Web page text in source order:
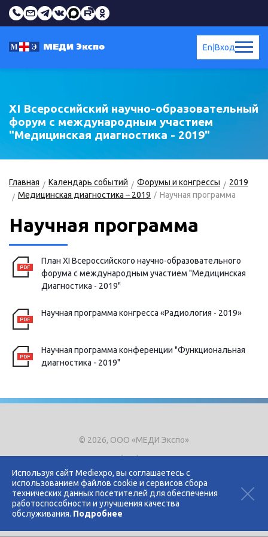
Используя сайт Mediexpo, вы соглашаетесь с
использованием файлов cookie и сервисов сбора
технических данных посетителей для обеспечения
работоспособности и улучшения качества
обслуживания. Подробнее
Вход
En
XI Всероссийский научно-образовательный
форум с международным участием
"Медицинская диагностика - 2019"
Главная Календарь событий Форумы и конгрессы
2019
Медицинская диагностика – 2019
Научная программа
Научная программа
План XI Всероссийского научно-образовательного
форума с международным участием "Медицинская
Диагностика - 2019"
Научная программа конгресса «Радиология - 2019»
Научная программа конференции "Функциональная
диагностика - 2019"
© 2026, ООО «МЕДИ Экспо»
Тел.+7 (495) 721-8866
E-mail:expo@mediexpo.ru
Контакты
Политика использования cookies
Политика конфиденциальности